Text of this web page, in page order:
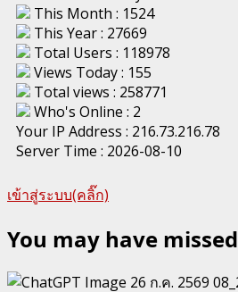
This Month : 1524
This Year : 27669
Total Users : 118978
Views Today : 155
Total views : 258771
Who's Online : 2
Your IP Address : 216.73.216.78
Server Time : 2026-08-10
เข้าสู่ระบบ(คลิ๊ก)
You may have missed